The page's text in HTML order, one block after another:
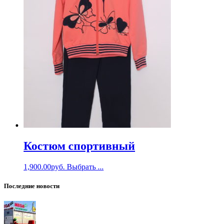
Костюм спортивный
1,900.00руб. Выбрать ...
Последние новости